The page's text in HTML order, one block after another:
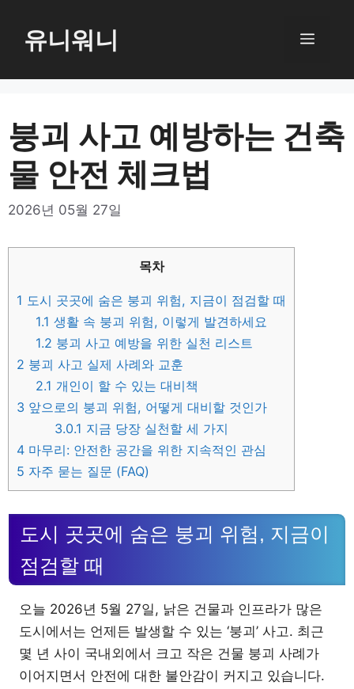
로
뛰
유니워니 메
붕괴 사고 예방하는 건축
물 안전 체크법
2026년 05월 27일
목차
1 도시 곳곳에 숨은 붕괴 위험, 지금이 점검할 때
1.1 생활 속 붕괴 위험, 이렇게 발견하세요
1.2 붕괴 사고 예방을 위한 실천 리스트
2 붕괴 사고 실제 사례와 교훈
2.1 개인이 할 수 있는 대비책
3 앞으로의 붕괴 위험, 어떻게 대비할 것인가
3.0.1 지금 당장 실천할 세 가지
4 마무리: 안전한 공간을 위한 지속적인 관심
5 자주 묻는 질문 (FAQ)
도시 곳곳에 숨은 붕괴 위험, 지금이
점검할 때
오늘 2026년 5월 27일, 낡은 건물과 인프라가 많은
도시에서는 언제든 발생할 수 있는 ‘붕괴’ 사고. 최근
몇 년 사이 국내외에서 크고 작은 건물 붕괴 사례가
이어지면서 안전에 대한 불안감이 커지고 있습니다.